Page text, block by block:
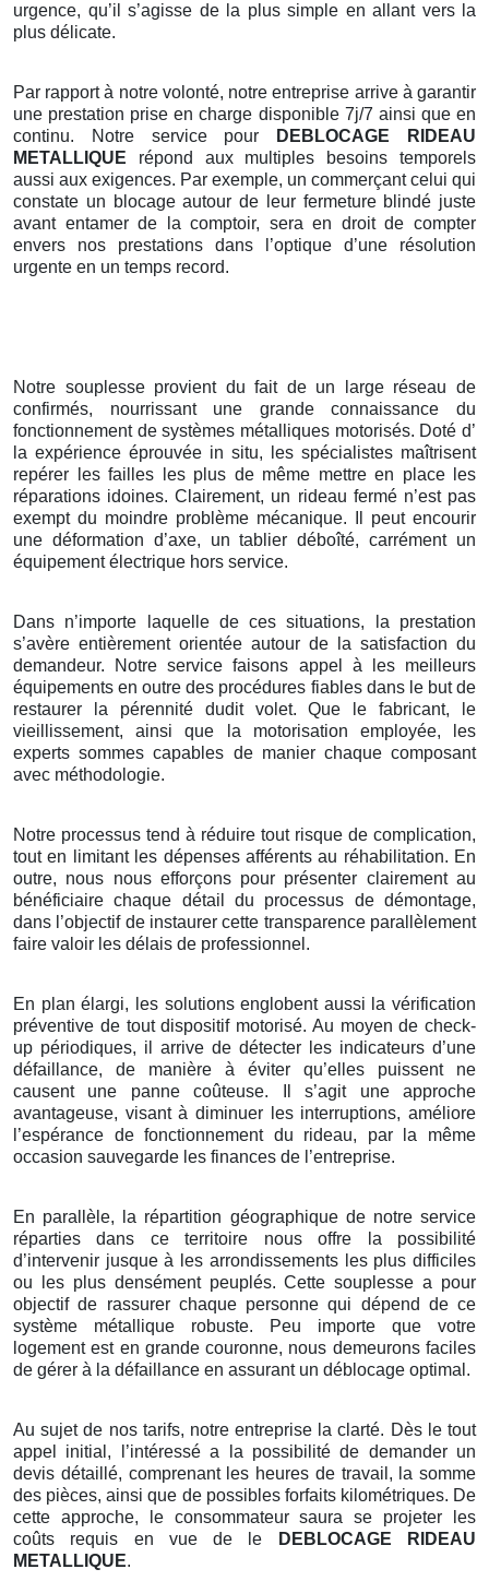
urgence, qu’il s’agisse de la plus simple en allant vers la
plus délicate.
Par rapport à notre volonté, notre entreprise arrive à garantir
une prestation prise en charge disponible 7j/7 ainsi que en
continu. Notre service pour
DEBLOCAGE RIDEAU
METALLIQUE répond aux multiples besoins temporels
aussi aux exigences. Par exemple, un commerçant celui qui
constate un blocage autour de leur fermeture blindé juste
avant entamer de la comptoir, sera en droit de compter
envers nos prestations dans l’optique d’une résolution
urgente en un temps record.
Notre souplesse provient du fait de un large réseau de
confirmés, nourrissant une grande connaissance du
fonctionnement de systèmes métalliques motorisés. Doté d’
la expérience éprouvée in situ, les spécialistes maîtrisent
repérer les failles les plus de même mettre en place les
réparations idoines. Clairement, un rideau fermé n’est pas
exempt du moindre problème mécanique. Il peut encourir
une déformation d’axe, un tablier déboîté, carrément un
équipement électrique hors service.
Dans n’importe laquelle de ces situations, la prestation
s’avère entièrement orientée autour de la satisfaction du
demandeur. Notre service faisons appel à les meilleurs
équipements en outre des procédures fiables dans le but de
restaurer la pérennité dudit volet. Que le fabricant, le
vieillissement, ainsi que la motorisation employée, les
experts sommes capables de manier chaque composant
avec méthodologie.
Notre processus tend à réduire tout risque de complication,
tout en limitant les dépenses afférents au réhabilitation. En
outre, nous nous efforçons pour présenter clairement au
bénéficiaire chaque détail du processus de démontage,
dans l’objectif de instaurer cette transparence parallèlement
faire valoir les délais de professionnel.
En plan élargi, les solutions englobent aussi la vérification
préventive de tout dispositif motorisé. Au moyen de check-
up périodiques, il arrive de détecter les indicateurs d’une
défaillance, de manière à éviter qu’elles puissent ne
causent une panne coûteuse. Il s’agit une approche
avantageuse, visant à diminuer les interruptions, améliore
l’espérance de fonctionnement du rideau, par la même
occasion sauvegarde les finances de l’entreprise.
En parallèle, la répartition géographique de notre service
réparties dans ce territoire nous offre la possibilité
d’intervenir jusque à les arrondissements les plus difficiles
ou les plus densément peuplés. Cette souplesse a pour
objectif de rassurer chaque personne qui dépend de ce
système métallique robuste. Peu importe que votre
logement est en grande couronne, nous demeurons faciles
de gérer à la défaillance en assurant un déblocage optimal.
Au sujet de nos tarifs, notre entreprise la clarté. Dès le tout
appel initial, l’intéressé a la possibilité de demander un
devis détaillé, comprenant les heures de travail, la somme
des pièces, ainsi que de possibles forfaits kilométriques. De
cette approche, le consommateur saura se projeter les
coûts requis en vue de le
DEBLOCAGE RIDEAU
METALLIQUE.